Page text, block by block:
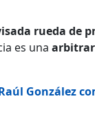
rueda de
es una
González